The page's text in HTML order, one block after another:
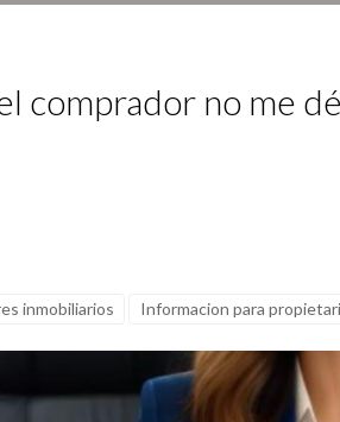
comprador no me
inmobiliarios Informacion para